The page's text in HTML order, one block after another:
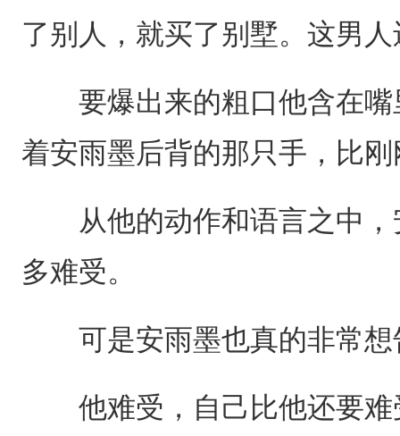
了别人，就买了别墅。这男
要爆出来的粗口他含在嘴
着安雨墨后背的那只手，比
从他的动作和语言之中，
多难受。
可是安雨墨也真的非常想
他难受，自己比他还要难